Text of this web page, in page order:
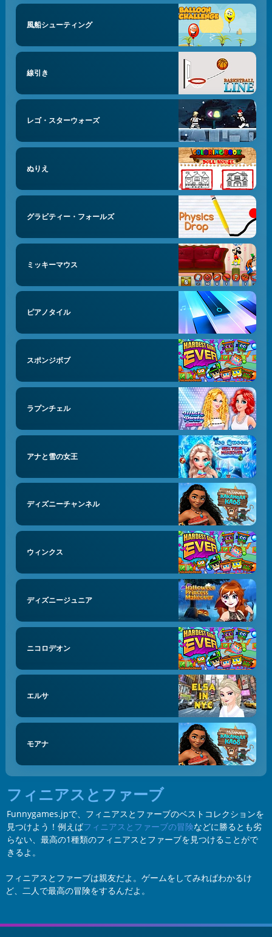
風船シューティング
線引き
レゴ・スターウォーズ
ぬりえ
グラビティー・フォールズ
ミッキーマウス
ピアノタイル
スポンジボブ
ラプンチェル
アナと雪の女王
ディズニーチャンネル
ウィンクス
ディズニージュニア
ニコロデオン
エルサ
モアナ
フィニアスとファーブ
Funnygames.jpで、フィニアスとファーブのベストコレクションを
見つけよう！例えばフィニアスとファーブの冒険などに勝るとも劣
らない、最高の1種類のフィニアスとファーブを見つけることがで
きるよ。
フィニアスとファーブは親友だよ。ゲームをしてみればわかるけ
ど、二人で最高の冒険をするんだよ。